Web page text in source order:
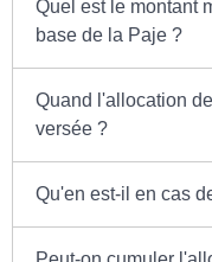
Quel est le montant
base de la Paje ?
Quand l'allocation
versée ?
Qu'en est-il en cas